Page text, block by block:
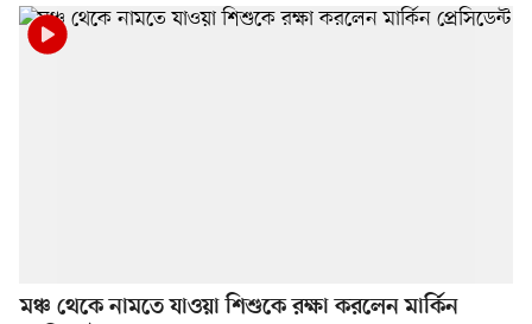
মঞ্চ থেকে নামতে যাওয়া শিশুকে রক্ষা করলেন মার্কিন